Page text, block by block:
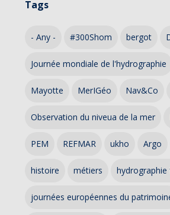
Tags
- Any - #300Shom bergot
Journée mondiale de l'hydrographie
Mayotte MerIGéo Nav&Co
Observation du niveua de la mer
PEM REFMAR ukho Argo
histoire métiers hydrographie
journées européennes du